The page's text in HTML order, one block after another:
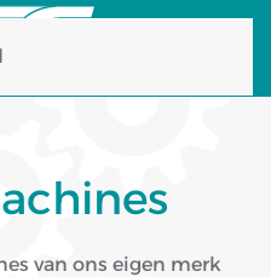
van ons eigen merk